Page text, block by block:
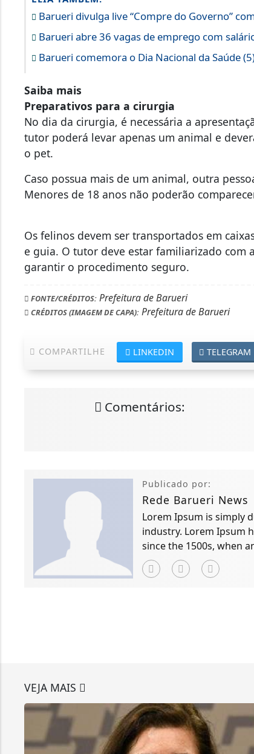
Barueri divulga live “Compre do Governo”
Barueri abre 36 vagas de emprego com
Barueri comemora o Dia Nacional da Saúde
Saiba mais
Preparativos para a cirurgia
No dia da cirurgia, é necessária a
tutor poderá levar apenas um animal e
o pet.
Caso possua mais de um animal, outra
Menores de 18 anos não poderão
Os felinos devem ser transportados em
e guia. O tutor deve estar familiarizado com
garantir o procedimento seguro.
FONTE/CRÉDITOS: Prefeitura de Barueri
CRÉDITOS (IMAGEM DE CAPA): Prefeitura de Barueri
COMPARTILHE TELEGRAM
LINKEDIN
Comentários:
Publicado por:
Rede Barueri News
Lorem Ipsum is simply
industry. Lorem Ipsum
since the 1500s, when
scrambled it to make a
VEJA MAIS